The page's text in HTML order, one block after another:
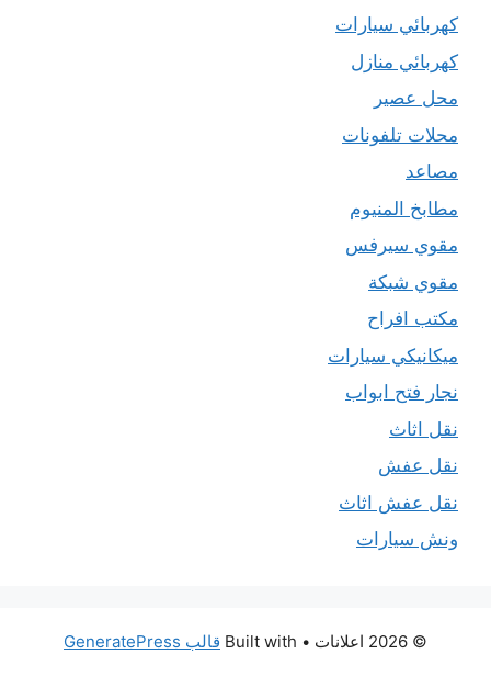
كهربائي سيارات
كهربائي منازل
محل عصير
محلات تلفونات
مصاعد
مطابخ المنيوم
مقوي سيرفس
مقوي شبكة
مكتب افراح
ميكانيكي سيارات
نجار فتح ابواب
نقل اثاث
نقل عفش
نقل عفش اثاث
ونش سيارات
© 2026 اعلانات • Built with قالب GeneratePress